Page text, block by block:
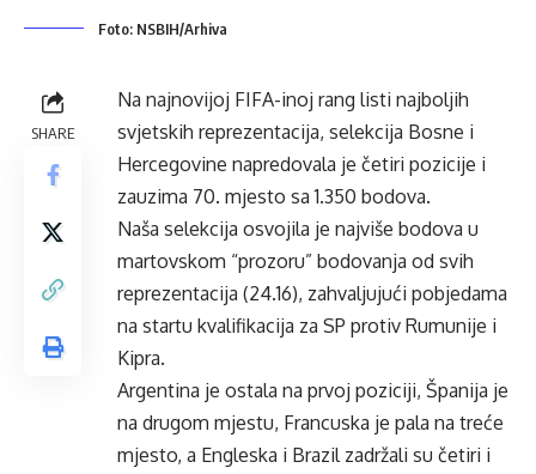
Foto: NSBIH/Arhiva
SHARE
Na najnovijoj FIFA-inoj rang listi najboljih
svjetskih reprezentacija, selekcija Bosne i
Hercegovine napredovala je četiri pozicije i
zauzima 70. mjesto sa 1.350 bodova.
Naša selekcija osvojila je najviše bodova u
martovskom “prozoru” bodovanja od svih
reprezentacija (24.16), zahvaljujući pobjedama
na startu kvalifikacija za SP protiv Rumunije i
Kipra.
Argentina je ostala na prvoj poziciji, Španija je
na drugom mjestu, Francuska je pala na treće
mjesto, a Engleska i Brazil zadržali su četiri i